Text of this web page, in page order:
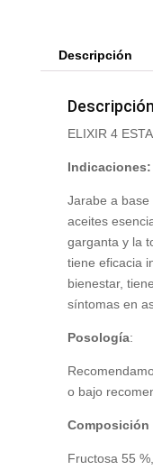
Descripción
Descripción
ELIXIR 4
Indicaciones:
Jarabe a
aceites
garganta y la
tiene eficacia
bienestar,
síntomas en
Posología:
o bajo
Composición
Fructosa 55